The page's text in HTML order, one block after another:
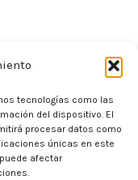
tecnologías como las
del dispositivo. El
procesar datos como
únicas en este
afectar